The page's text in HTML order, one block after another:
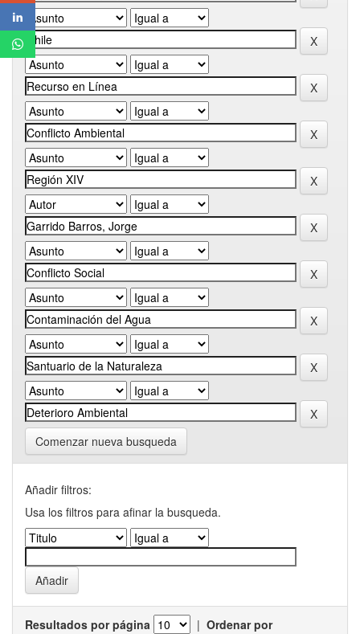
Comenzar nueva busqueda
Añadir filtros:
Usa los filtros para afinar la busqueda.
Resultados por página | Ordenar por